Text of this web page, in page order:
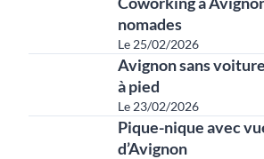
nomades
Le 25/02/2026
Avignon sans
à pied
Le 23/02/2026
Pique-nique avec
d’Avignon